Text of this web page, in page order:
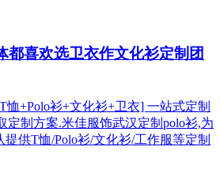
都喜欢选卫衣作文化衫定制团
恤+Polo衫+文化衫+卫衣] 一站式定制
定制方案.米佳服饰武汉定制polo衫,为
提供T恤/Polo衫/文化衫/工作服等定制